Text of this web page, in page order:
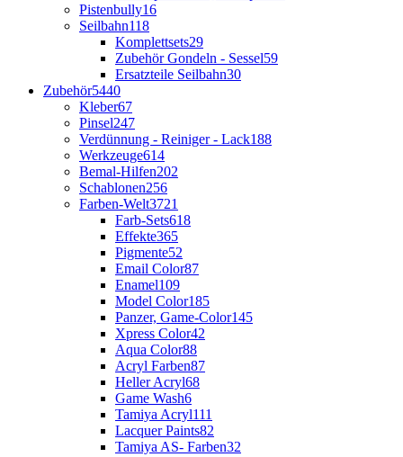
Pistenbully16
Seilbahn118
Komplettsets29
Zubehör Gondeln - Sessel59
Ersatzteile Seilbahn30
Zubehör5440
Kleber67
Pinsel247
Verdünnung - Reiniger - Lack188
Werkzeuge614
Bemal-Hilfen202
Schablonen256
Farben-Welt3721
Farb-Sets618
Effekte365
Pigmente52
Email Color87
Enamel109
Model Color185
Panzer, Game-Color145
Xpress Color42
Aqua Color88
Acryl Farben87
Heller Acryl68
Game Wash6
Tamiya Acryl111
Lacquer Paints82
Tamiya AS- Farben32